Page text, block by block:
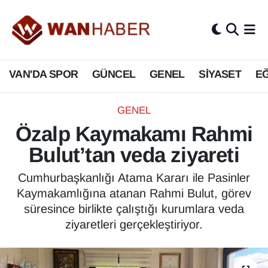
VAN'DA SPOR GÜNCEL GENEL SİYASET
GENEL
Özalp Kaymakamı Rahmi
Bulut’tan veda ziyareti
Cumhurbaşkanlığı Atama Kararı ile Pasinler
Kaymakamlığına atanan Rahmi Bulut, görev
süresince birlikte çalıştığı kurumlara veda
ziyaretleri gerçekleştiriyor.
3.SAYFA
ASAYİŞ
BİLİM VE TEKNOLOJİ
Biyografi
ÇEVRE
Deprem
Dernekler, Odalar
Van Nöbetçi Eczaneler
Van Hava Durumu
Van Namaz Vakitleri
Van Trafik Yoğunluk Haritası
Süper Lig Puan Durumu ve Fikstür
Tüm Manşetler
Son Dakika Haberleri
Haber Arşivi